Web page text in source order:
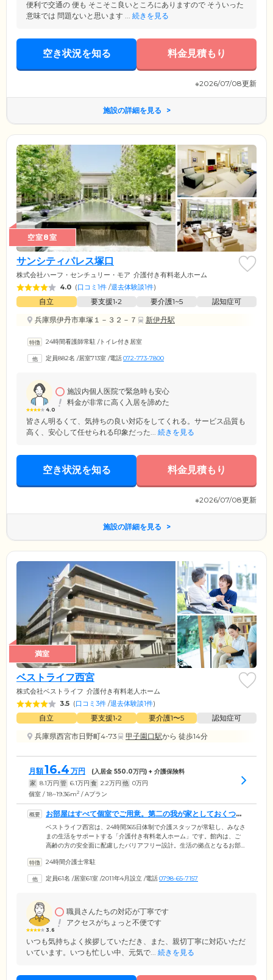
便利で交通の 便も そこそこ良いところにありますので そういった
意味では 問題ないと思います ... 続きを見る
空き状況を知る 料金見積もり
※2026/07/08更新
施設の詳細を見る
空室8室
サンシティパレス塚口
株式会社ハーフ・センチュリー・モア 介護付き有料老人ホーム
4.0 (口コミ1件 /退去体験談1件)
自立 要支援1•2 要介護1~5
認知症可
兵庫県伊丹市車塚１－３２－７
新伊丹駅
24時間看護師常駐 /トイレ付き居室
定員882名 /居室713室 /電話072-773-7800
4.0
施設内個人医院で緊急時も安心
料金が非常に高く入居を諦めた
皆さん明るくて、気持ちの良い対応をしてくれる。サービス品質も
高く、安心して任せられる印象だった... 続きを見る
空き状況を知る 料金見積もり
※2026/07/08更新
施設の詳細を見る
満室
ベストライフ西宮
株式会社ベストライフ 介護付き有料老人ホーム
3.5 (口コミ3件 /退去体験談1件)
自立 要支援1•2 要介護1〜5
認知症可
兵庫県西宮市日野町4-73
甲子園口駅から 徒歩14分
月額16.4 万円 (入居金 550.0万円) + 介護保険料
家 8.1万円 管 6.1万円 食 2.2万円 他 0万円
個室 / 18~19.36m2 / Aプラン
お部屋はすべて個室でご用意。第二の我が家としておくつろ
ぎください
ベストライフ西宮は、24時間365日体制で介護スタッフが常駐し、みなさ
まの生活をサポートする「介護付き有料老人ホーム」です。館内は、ご
高齢の方の安全面に配慮したバリアフリー設計。生活の拠点となるお部
は車いす対応のトイレを備えており、ご自分のペースでご使用いただけ
ニューを1日3食ご提供。ほかのご入居者様との会話に花を咲かせなが
対応可能です。
24時間介護士常駐
定員61名 /居室61室 /2011年4月設立 /電話0798-65-7157
3.6
職員さんたちの対応が丁寧です
アクセスがちょっと不便です
いつも気持ちよく挨拶していただき、また、親切丁寧に対応いただ
いています。いつも忙しい中、元気で... 続きを見る